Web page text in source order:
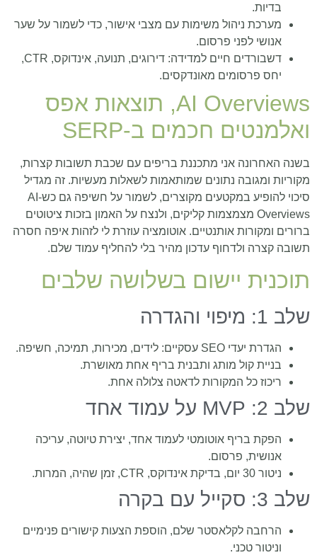
בדיות.
מערכת ניהול משימות עם מצבי אישור, כדי לשמור על שער
אנושי לפני פרסום.
דשבורדים חיים למדידה: דירוגים, תנועה, אינדוקס, CTR,
יחס פרסומים מאונדקסים.
AI Overviews, תוצאות אפס
ואלמנטים חכמים ב‑SERP
בשנה האחרונה אני מתכננת בריפים עם שכבת תשובות קצרות,
מקוריות ומגובה נתונים שמותאמות לשאלות מעשיות. זה מגדיל
סיכוי להופיע במקטעים מקוצרים, לשמור על חשיפה גם כש‑AI
Overviews מצמצמות קליקים, ולנצח על האמון בזכות ציטוטים
ברורים ומקורות אותנטיים. אוטומציה עוזרת לי לזהות איפה חסרה
תשובה קצרה ולדחוף עדכון מהיר בלי להחליף עמוד שלם.
תוכנית יישום בשלושה שלבים
שלב 1: מיפוי והגדרה
הגדרת יעדי SEO עסקיים: לידים, מכירות, תמיכה, חשיפה.
בניית קול מותג ותבנית בריף אחת מאושרת.
ריכוז כל המקורות לדאטה צלולה אחת.
שלב 2: MVP על עמוד אחד
הפקת בריף אוטומטי לעמוד אחד, יצירת טיוטה, עריכה
אנושית, פרסום.
ניטור 30 יום, בדיקת אינדוקס, CTR, זמן שהיה, המרות.
שלב 3: סקייל עם בקרה
הרחבה לקלאסטר שלם, הוספת הצעות קישורים פנימיים
וניטור טכני.